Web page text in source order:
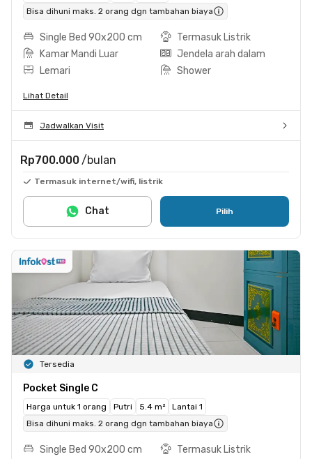
Bisa dihuni maks. 2 orang dgn tambahan biaya
Single Bed 90x200 cm
Termasuk Listrik
Kamar Mandi Luar
Jendela arah dalam
Lemari
Shower
Lihat Detail
Jadwalkan Visit
Rp700.000 /bulan
Termasuk internet/wifi, listrik
Pilih
Chat
Tersedia
Pocket Single C
Harga untuk 1 orang Putri 5.4 m²
Lantai 1
Bisa dihuni maks. 2 orang dgn tambahan biaya
Single Bed 90x200 cm
Termasuk Listrik